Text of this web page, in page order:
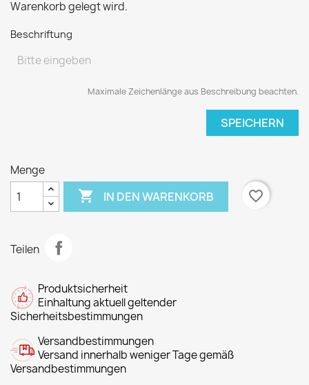
Warenkorb gelegt wird.
Beschriftung
Maximale Zeichenlänge aus Beschreibung beachten.
SPEICHERN
Menge
 IN DEN WARENKORB favorite_border
Teilen
Produktsicherheit
Einhaltung aktuell geltender
Sicherheitsbestimmungen
Versandbestimmungen
Versand innerhalb weniger Tage gemäß
Versandbestimmungen